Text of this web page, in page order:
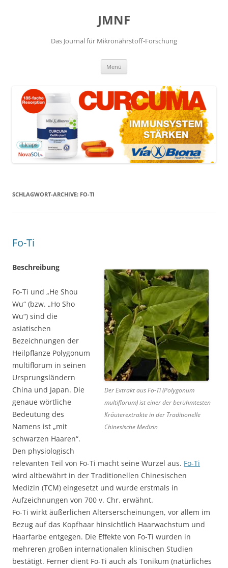
JMNF
Das Journal für Mikronährstoff-Forschung
Menü
SCHLAGWORT-ARCHIVE: FO-TI
Fo-Ti
Der Extrakt aus Fo-Ti (Polygonum
multiflorum) ist einer der berühmtesten
Kräuterextrakte in der Traditionelle
Chinesische Medizin
Beschreibung
Fo-Ti und „He Shou
Wu“ (bzw. „Ho Sho
Wu“) sind die
asiatischen
Bezeichnungen der
Heilpflanze Polygonum
multiflorum in seinen
Ursprungsländern
China und Japan. Die
genaue wörtliche
Bedeutung des
Namens ist „mit
schwarzen Haaren“.
Den physiologisch
relevanten Teil von Fo-Ti macht seine Wurzel aus. Fo-Ti
wird altbewährt in der Traditionellen Chinesischen
Medizin (TCM) eingesetzt und wurde erstmals in
Aufzeichnungen von 700 v. Chr. erwähnt.
Fo-Ti wirkt äußerlichen Alterserscheinungen, vor allem im
Bezug auf das Kopfhaar hinsichtlich Haarwachstum und
Haarfarbe entgegen. Die Effekte von Fo-Ti wurden in
mehreren großen internationalen klinischen Studien
bestätigt. Ferner dient Fo-Ti auch als Tonikum (natürliches